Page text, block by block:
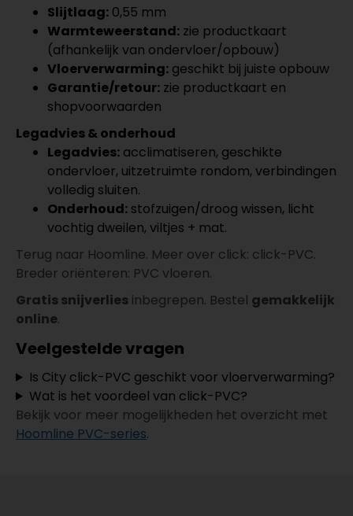
Slijtlaag: 0,55 mm
Warmteweerstand: zie productkaart
(afhankelijk van ondervloer/opbouw)
Vloerverwarming: geschikt bij juiste opbouw
Garantie/retour: zie productkaart en
shopvoorwaarden
Legadvies & onderhoud
Legadvies: acclimatiseren, geschikte
ondervloer, uitzetruimte rondom, verbindingen
volledig sluiten.
Onderhoud: stofzuigen/droog wissen, licht
vochtig dweilen, viltjes + mat.
Terug naar Hoomline. Meer over click: click-PVC.
Breder oriënteren: PVC vloeren.
Gratis snijverlies inbegrepen. Bestel gemakkelijk
online.
Veelgestelde vragen
Is City click-PVC geschikt voor vloerverwarming?
Wat is het voordeel van click-PVC?
Bekijk voor meer mogelijkheden het overzicht met
Hoomline PVC-series.